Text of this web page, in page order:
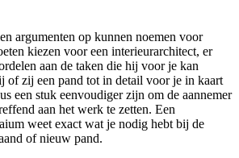
argumenten op kunnen noemen voor
kiezen voor een interieurarchitect, er
aan de taken die hij voor je kan
of zij een pand tot in detail voor je in kaart
een stuk eenvoudiger zijn om de aannemer
aan het werk te zetten. Een
weet exact wat je nodig hebt bij de
of nieuw pand.